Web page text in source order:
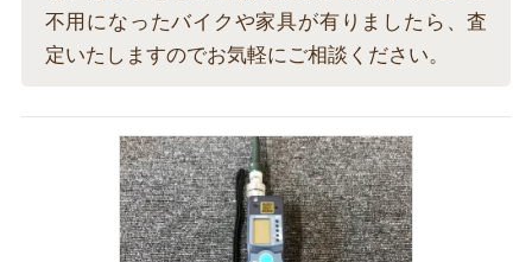
不用になったバイクや家具が有りましたら、査
定いたしますのでお気軽にご相談ください。